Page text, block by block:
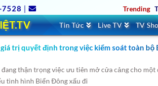
| Trending
Tin Tức Live TV TV
giá trị quyết định trong việc kiểm soát toàn bộ
thận trọng việc ưu tiên mở cửa cảng cho
tình hình Biển Đông xấu đi